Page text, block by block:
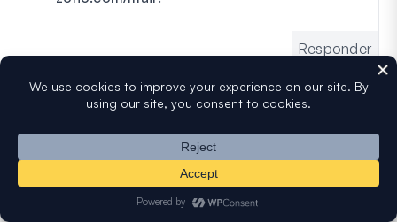
Responder
Jess Quigdiz:
Olá Shahmoon,